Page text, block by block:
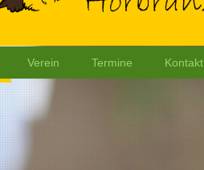
Verein Termine Kontakt